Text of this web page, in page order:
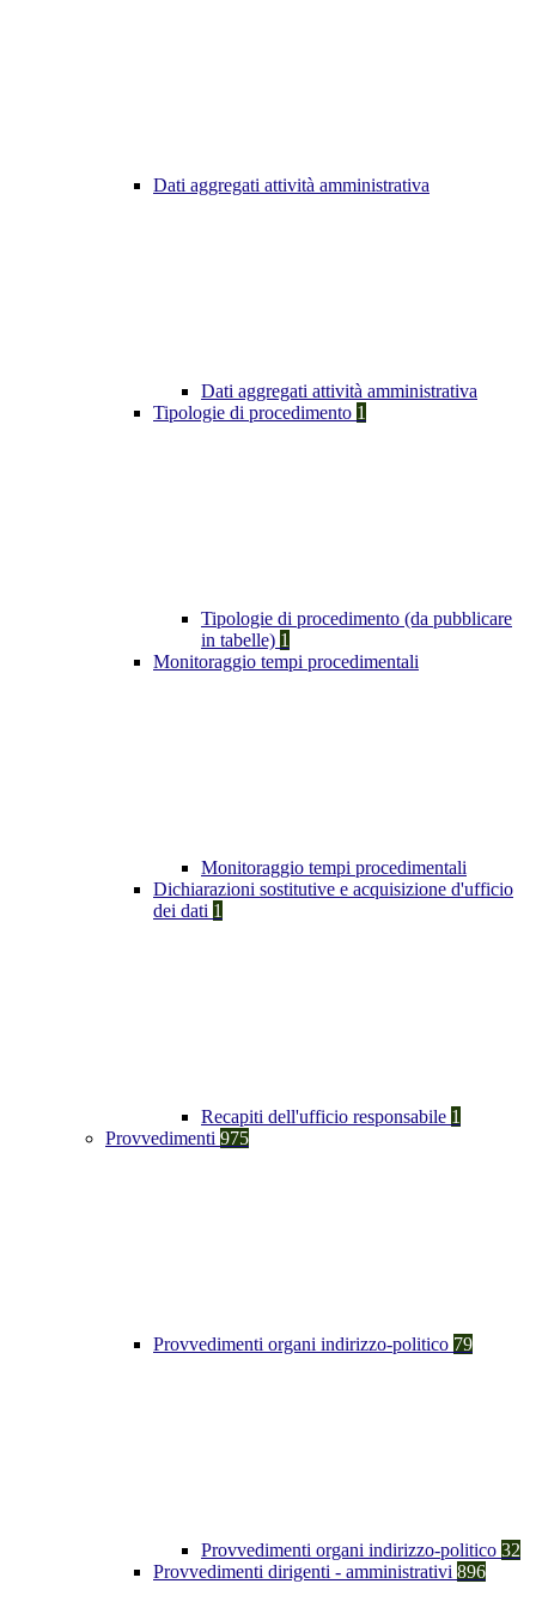
Dati aggregati attività amministrativa
Dati aggregati attività amministrativa
Tipologie di procedimento 1
Tipologie di procedimento (da pubblicare
in tabelle) 1
Monitoraggio tempi procedimentali
Monitoraggio tempi procedimentali
Dichiarazioni sostitutive e acquisizione d'ufficio
dei dati 1
Recapiti dell'ufficio responsabile 1
Provvedimenti 975
Provvedimenti organi indirizzo-politico 79
Provvedimenti organi indirizzo-politico 32
Provvedimenti dirigenti - amministrativi 896